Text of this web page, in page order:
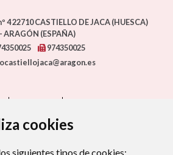
cookies
siguientes tipos de cookies:
422710CASTIELLO DE JACA (HUESCA)
- ARAGÓN (ESPAÑA)
974350025
DE DATOS
DE COOKIES